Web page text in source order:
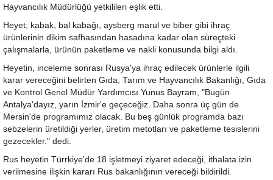
Hayvancılık Müdürlüğü yetkilileri eşlik etti.
Heyet; kabak, bal kabağı, aysberg marul ve biber gibi ihraç
ürünlerinin dikim safhasından hasadına kadar olan süreçteki
çalışmalarla, ürünün paketleme ve nakli konusunda bilgi aldı.
Heyetin, inceleme sonrası Rusya'ya ihraç edilecek ürünlerle ilgili
karar vereceğini belirten Gıda, Tarım ve Hayvancılık Bakanlığı, Gıda
ve Kontrol Genel Müdür Yardımcısı Yunus Bayram, "Bugün
Antalya'dayız, yarın İzmir'e geçeceğiz. Daha sonra üç gün de
Mersin'de programımız olacak. Bu beş günlük programda bazı
sebzelerin üretildiği yerler, üretim metotları ve paketleme tesislerini
gezecekler." dedi.
Rus heyetin Türrkiye'de 18 işletmeyi ziyaret edeceği, ithalata izin
verilmesine ilişkin kararı Rus bakanlığının vereceği bildirildi.